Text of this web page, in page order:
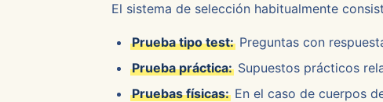
El sistema de selección habitualmente
Prueba tipo test: Preguntas con
Prueba práctica: Supuestos prácticos
Pruebas físicas: En el caso de cuerpos